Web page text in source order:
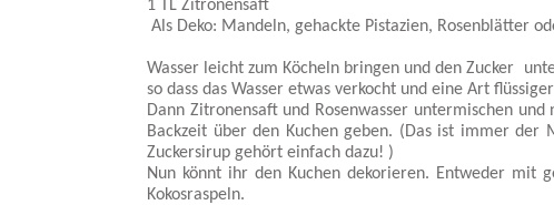
1 TL Zitronensaft
Als Deko: Mandeln, gehackte Pistazien, Rosenblätter
Wasser leicht zum Köcheln bringen und den Zucker
so dass das Wasser etwas verkocht und eine Art
Dann Zitronensaft und Rosenwasser untermischen
Backzeit über den Kuchen geben. (Das ist immer
Zuckersirup gehört einfach dazu! )
Nun könnt ihr den Kuchen dekorieren. Entweder mit
Kokosraspeln.